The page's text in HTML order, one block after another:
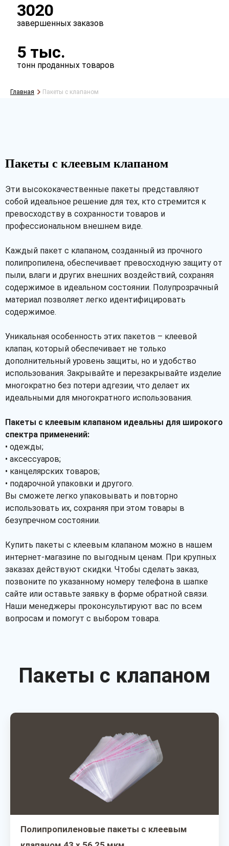
3020
завершенных заказов
5 тыс.
тонн проданных товаров
Главная Пакеты с клапаном
Пакеты с клеевым клапаном
Эти высококачественные пакеты представляют
собой идеальное решение для тех, кто стремится к
превосходству в сохранности товаров и
профессиональном внешнем виде.
Каждый пакет с клапаном, созданный из прочного
полипропилена, обеспечивает превосходную защиту от
пыли, влаги и других внешних воздействий, сохраняя
содержимое в идеальном состоянии. Полупрозрачный
материал позволяет легко идентифицировать
содержимое.
Уникальная особенность этих пакетов – клеевой
клапан, который обеспечивает не только
дополнительный уровень защиты, но и удобство
использования. Закрывайте и перезакрывайте изделие
многократно без потери адгезии, что делает их
идеальными для многократного использования.
Пакеты с клеевым клапаном идеальны для широкого
спектра применений:
• одежды;
• аксессуаров;
• канцелярских товаров;
• подарочной упаковки и другого.
Вы сможете легко упаковывать и повторно
использовать их, сохраняя при этом товары в
безупречном состоянии.
Купить пакеты с клеевым клапаном можно в нашем
интернет-магазине по выгодным ценам. При крупных
заказах действуют скидки. Чтобы сделать заказ,
позвоните по указанному номеру телефона в шапке
сайте или оставьте заявку в форме обратной связи.
Наши менеджеры проконсультируют вас по всем
вопросам и помогут с выбором товара.
Пакеты с клапаном
Полипропиленовые пакеты с клеевым